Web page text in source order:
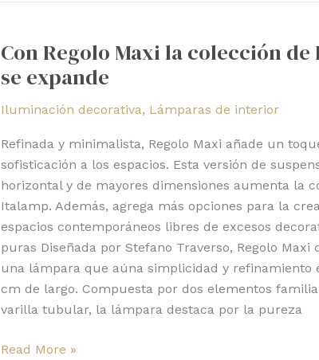
Con Regolo Maxi la colección
se expande
Iluminación decorativa, Lámparas de interior
Refinada y minimalista, Regolo Maxi añade un
sofisticación a los espacios. Esta versión de
horizontal y de mayores dimensiones aumenta la
Italamp. Además, agrega más opciones para la
espacios contemporáneos libres de excesos
puras Diseñada por Stefano Traverso, Regolo Maxi
una lámpara que aúna simplicidad y refinamiento
cm de largo. Compuesta por dos elementos
varilla tubular, la lámpara destaca por la pureza
Maxi
la
de
Italamp
expande
Read More »